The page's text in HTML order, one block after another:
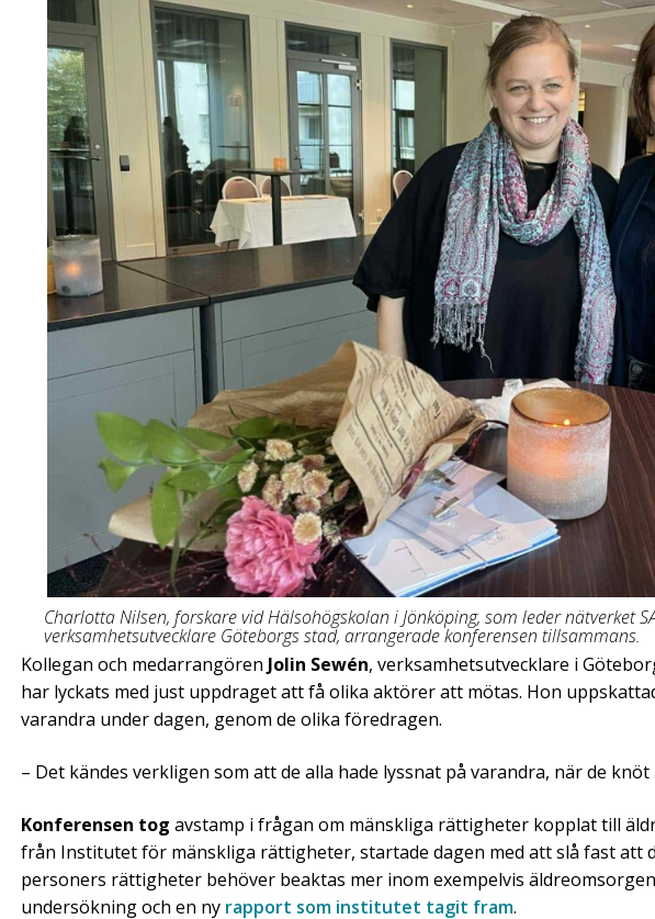
Charlotta Nilsen, forskare vid Hälsohögskolan i Jönköping, som leder nätverket
verksamhetsutvecklare Göteborgs stad, arrangerade konferensen tillsammans.
Kollegan och medarrangören Jolin Sewén, verksamhetsutvecklare i
har lyckats med just uppdraget att få olika aktörer att mötas. Hon
varandra under dagen, genom de olika föredragen.
– Det kändes verkligen som att de alla hade lyssnat på varandra, när de knöt
Konferensen tog avstamp i frågan om mänskliga rättigheter kopplat till
från Institutet för mänskliga rättigheter, startade dagen med att slå fast att
personers rättigheter behöver beaktas mer inom exempelvis
undersökning och en ny rapport som institutet tagit fram.